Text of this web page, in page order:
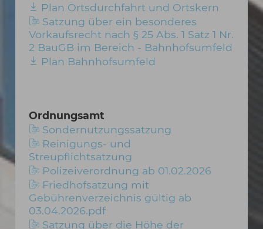
Plan Ortsdurchfahrt und Ortskern
Satzung über ein besonderes
Vorkaufsrecht nach § 25 Abs. 1 Satz 1 Nr.
2 BauGB im Bereich - Bahnhofsumfeld
Plan Bahnhofsumfeld
Ordnungsamt
Sondernutzungssatzung
Reinigungs- und
Streupflichtsatzung
Polizeiverordnung ab 01.02.2026
Friedhofsatzung mit
Gebührenverzeichnis gültig ab
03.04.2026.pdf
Satzung über die Höhe der